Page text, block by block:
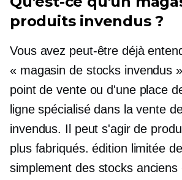
produits invendus ?
Vous avez peut-être déjà
« magasin de stocks invendus
point de vente ou d'une place
ligne spécialisé dans la vente
invendus. Il peut s'agir de
plus fabriqués.édition limitée
simplement des stocks anciens